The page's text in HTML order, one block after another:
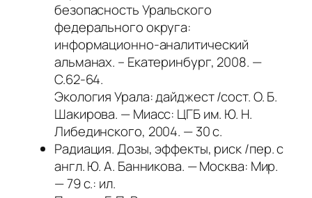
безопасность Уральского
федерального округа:
информационно-аналитический
альманах. – Екатеринбург, 2008. —
С.62-64.
Экология Урала: дайджест /сост. О. Б.
Шакирова. — Миасс: ЦГБ им. Ю. Н.
Либединского, 2004. — 30 с.
Радиация. Дозы, эффекты, риск /пер. с
англ. Ю. А. Банникова. — Москва: Мир.
— 79 с.: ил.